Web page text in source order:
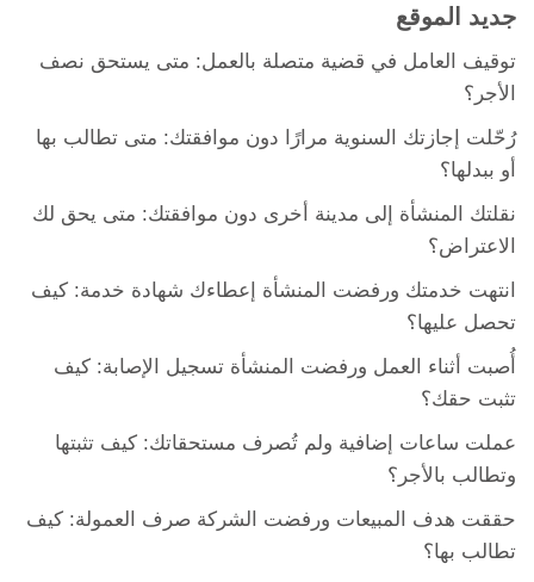
جديد الموقع
توقيف العامل في قضية متصلة بالعمل: متى يستحق نصف
الأجر؟
رُحّلت إجازتك السنوية مرارًا دون موافقتك: متى تطالب بها
أو ببدلها؟
نقلتك المنشأة إلى مدينة أخرى دون موافقتك: متى يحق لك
الاعتراض؟
انتهت خدمتك ورفضت المنشأة إعطاءك شهادة خدمة: كيف
تحصل عليها؟
أُصبت أثناء العمل ورفضت المنشأة تسجيل الإصابة: كيف
تثبت حقك؟
عملت ساعات إضافية ولم تُصرف مستحقاتك: كيف تثبتها
وتطالب بالأجر؟
حققت هدف المبيعات ورفضت الشركة صرف العمولة: كيف
تطالب بها؟